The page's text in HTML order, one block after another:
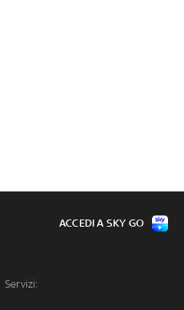
Servizi:
ACCEDI A SKY GO